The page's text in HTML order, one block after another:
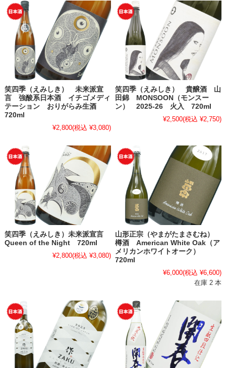
笑四季（えみしき） 未来派宣
言 強酸系日本酒 イチゴメディ
テーション おりがらみ生酒
720ml
¥2,800(税込 ¥3,080)
笑四季（えみしき） 貴醸酒 山
田錦 MONSOON（モンスー
ン） 2025-26 火入 720ml
¥2,500(税込 ¥2,750)
笑四季（えみしき）未来派宣言
Queen of the Night 720ml
¥2,800(税込 ¥3,080)
山形正宗（やまがたまさむね）
樽酒 American White Oak（ア
メリカンホワイトオーク）
720ml
¥6,000(税込 ¥6,600)
在庫 2 本